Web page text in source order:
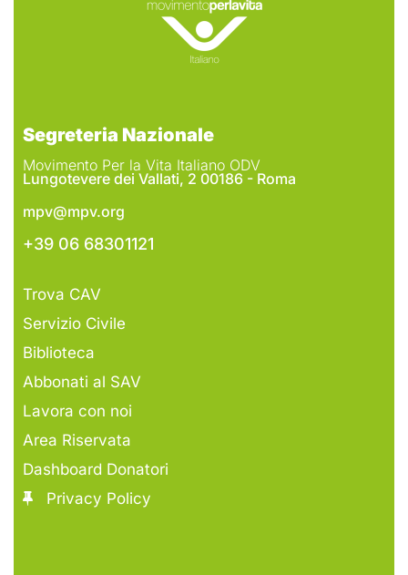
Segreteria Nazionale
Movimento Per la Vita Italiano ODV
Lungotevere dei Vallati, 2 00186 - Roma
mpv@mpv.org
+39 06 68301121
Trova CAV
Servizio Civile
Biblioteca
Abbonati al SAV
Lavora con noi
Area Riservata
Dashboard Donatori
Privacy Policy